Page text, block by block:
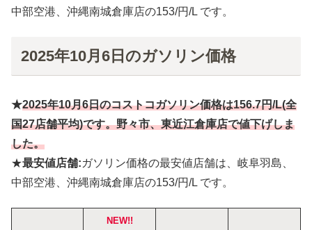
中部空港、沖縄南城倉庫店の153/円/L です。
2025年10月6日のガソリン価格
★2025年10月6日のコストコガソリン価格は156.7円/L(全
国27店舗平均)です。野々市、東近江倉庫店で値下げしま
した。
★最安値店舗:ガソリン価格の最安値店舗は、岐阜羽島、
中部空港、沖縄南城倉庫店の153/円/L です。
NEW!!